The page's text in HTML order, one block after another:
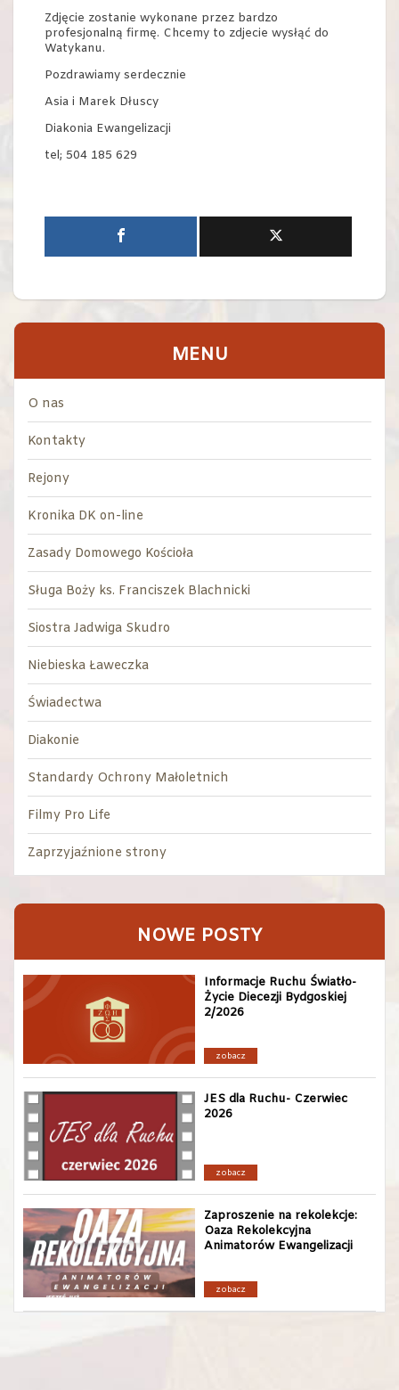
Zdjęcie zostanie wykonane przez bardzo
profesjonalną firmę. Chcemy to zdjecie wysłąć do
Watykanu.
Pozdrawiamy serdecznie
Asia i Marek Dłuscy
Diakonia Ewangelizacji
tel; 504 185 629
MENU
O nas
Kontakty
Rejony
Kronika DK on-line
Zasady Domowego Kościoła
Sługa Boży ks. Franciszek Blachnicki
Siostra Jadwiga Skudro
Niebieska Ławeczka
Świadectwa
Diakonie
Standardy Ochrony Małoletnich
Filmy Pro Life
Zaprzyjaźnione strony
NOWE POSTY
Informacje Ruchu Światło-
Życie Diecezji Bydgoskiej
2/2026
zobacz
JES dla Ruchu- Czerwiec
2026
zobacz
Zaproszenie na rekolekcje:
Oaza Rekolekcyjna
Animatorów Ewangelizacji
zobacz